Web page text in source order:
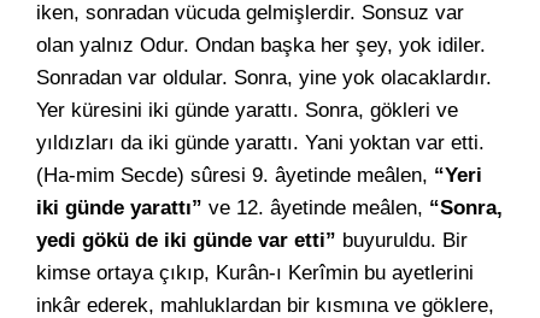
iken, sonradan vücuda gelmişlerdir. Sonsuz var
olan yalnız Odur. Ondan başka her şey, yok idiler.
Sonradan var oldular. Sonra, yine yok olacaklardır.
Yer küresini iki günde yarattı. Sonra, gökleri ve
yıldızları da iki günde yarattı. Yani yoktan var etti.
(Ha-mim Secde) sûresi 9. âyetinde meâlen, “Yeri
iki günde yarattı” ve 12. âyetinde meâlen, “Sonra,
yedi gökü de iki günde var etti” buyuruldu. Bir
kimse ortaya çıkıp, Kurân-ı Kerîmin bu ayetlerini
inkâr ederek, mahluklardan bir kısmına ve göklere,